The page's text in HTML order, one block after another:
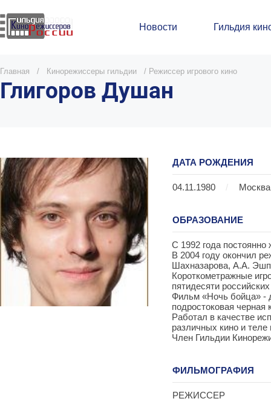
Новости Гильдия
Главная / Кинорежиссеры гильдии / Режиссер игрового кино
Глигоров Душан
ДАТА РОЖДЕНИЯ
04.11.1980 / Москва
ОБРАЗОВАНИЕ
С 1992 года
В 2004 году окончил
Шахназарова, А.А.
Короткометражные
пятидесяти
Фильм «Ночь бойца» -
подростоковая черная
Работал в качестве
различных кино и теле
Член Гильдии
ФИЛЬМОГРАФИЯ
РЕЖИССЕР